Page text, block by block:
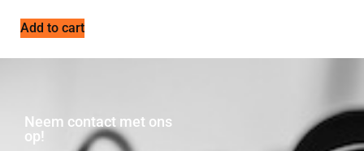
Add to cart
Neem contact met ons
op!